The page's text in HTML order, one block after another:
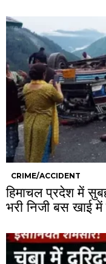
CRIME/ACCIDENT
हिमाचल प्रदेश में
भरी निजी बस खाई